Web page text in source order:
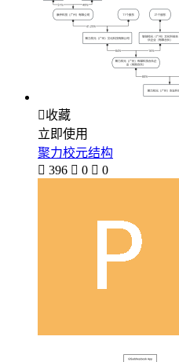
收藏
立即使用
聚力校元结构
 396  0  0